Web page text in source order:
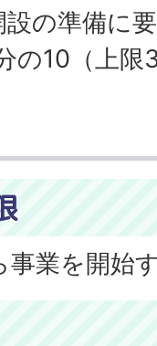
の準備に
の10（上限
事業を開始